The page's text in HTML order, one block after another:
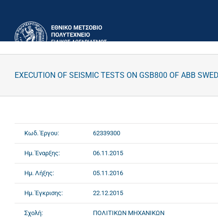
περιεχόμενο
EXECUTION OF SEISMIC TESTS ON GSB800 OF ABB
Κωδ. Έργου: 62339300
Ημ. Έναρξης: 06.11.2015
Ημ. Λήξης: 05.11.2016
Ημ. Έγκρισης: 22.12.2015
Σχολή: ΠΟΛΙΤΙΚΩΝ ΜΗΧΑΝΙΚΩΝ